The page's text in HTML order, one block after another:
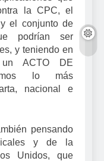
la CPC, el
el conjunto de
podrían ser
y teniendo en
ACTO DE
lo más
nacional e
pensando
y de la
Unidos, que